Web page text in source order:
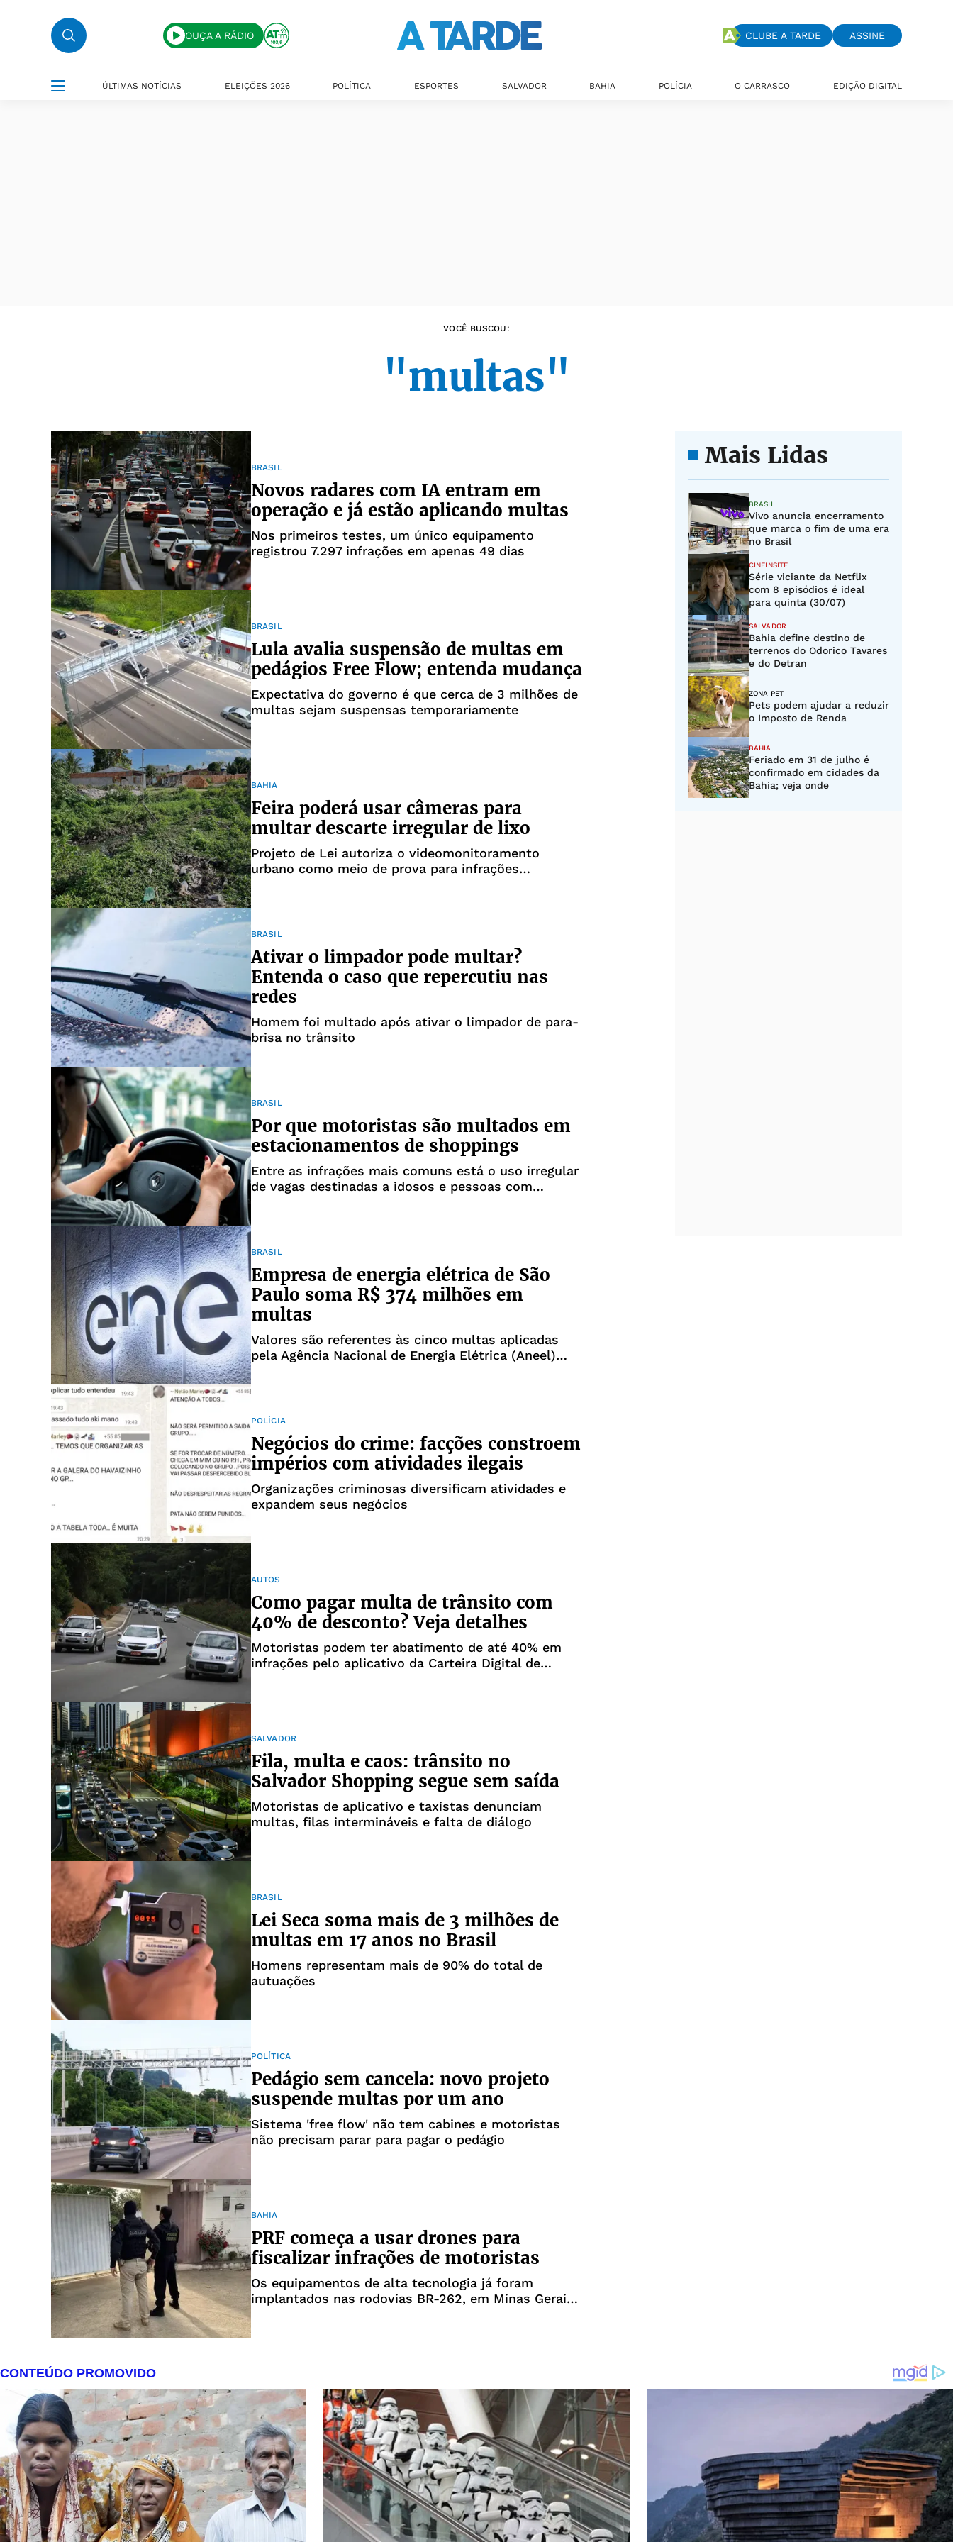
OUÇA A RÁDIO CLUBE A TARDE ASSINE
ÚLTIMAS NOTÍCIAS ELEIÇÕES 2026 POLÍTICA ESPORTES SALVADOR BAHIA POLÍCIA O CARRASCO EDIÇÃO DIGITAL
VOCÊ BUSCOU:
"multas"
BRASIL
Novos radares com IA entram em
operação e já estão aplicando multas
Nos primeiros testes, um único equipamento
registrou 7.297 infrações em apenas 49 dias
BRASIL
Lula avalia suspensão de multas em
pedágios Free Flow; entenda mudança
Expectativa do governo é que cerca de 3 milhões de
multas sejam suspensas temporariamente
BAHIA
Feira poderá usar câmeras para
multar descarte irregular de lixo
Projeto de Lei autoriza o videomonitoramento
urbano como meio de prova para infrações
BRASIL
Ativar o limpador pode multar?
Entenda o caso que repercutiu nas
redes
Homem foi multado após ativar o limpador de para-
brisa no trânsito
BRASIL
Por que motoristas são multados em
estacionamentos de shoppings
Entre as infrações mais comuns está o uso irregular
de vagas destinadas a idosos e pessoas com
BRASIL
Empresa de energia elétrica de São
Paulo soma R$ 374 milhões em
multas
Valores são referentes às cinco multas aplicadas
pela Agência Nacional de Energia Elétrica (Aneel)
POLÍCIA
Negócios do crime: facções constroem
impérios com atividades ilegais
Organizações criminosas diversificam atividades e
expandem seus negócios
AUTOS
Como pagar multa de trânsito com
40% de desconto? Veja detalhes
Motoristas podem ter abatimento de até 40% em
infrações pelo aplicativo da Carteira Digital de
SALVADOR
Fila, multa e caos: trânsito no
Salvador Shopping segue sem saída
Motoristas de aplicativo e taxistas denunciam
multas, filas intermináveis e falta de diálogo
BRASIL
Lei Seca soma mais de 3 milhões de
multas em 17 anos no Brasil
Homens representam mais de 90% do total de
autuações
POLÍTICA
Pedágio sem cancela: novo projeto
suspende multas por um ano
Sistema 'free flow' não tem cabines e motoristas
não precisam parar para pagar o pedágio
BAHIA
PRF começa a usar drones para
fiscalizar infrações de motoristas
Os equipamentos de alta tecnologia já foram
implantados nas rodovias BR-262, em Minas Gerais,
Mais Lidas
BRASIL
Vivo anuncia encerramento
que marca o fim de uma era
no Brasil
CINEINSITE
Série viciante da Netflix
com 8 episódios é ideal
para quinta (30/07)
SALVADOR
Bahia define destino de
terrenos do Odorico Tavares
e do Detran
ZONA PET
Pets podem ajudar a reduzir
o Imposto de Renda
BAHIA
Feriado em 31 de julho é
confirmado em cidades da
Bahia; veja onde